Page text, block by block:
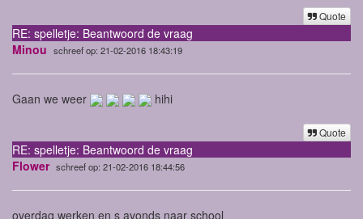
Quote
RE: spelletje: Beantwoord de vraag
Minou schreef op: 21-02-2016 18:43:19
Gaan we weer hihi
Quote
RE: spelletje: Beantwoord de vraag
Flower schreef op: 21-02-2016 18:44:56
overdag werken en s avonds naar school